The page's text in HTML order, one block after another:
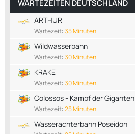
WARTEZEITEN DEUTSCHLAND
ARTHUR
Wartezeit:35 Minuten
Wildwasserbahn
Wartezeit:30 Minuten
KRAKE
Wartezeit:30 Minuten
Colossos - Kampf der Giganten
Wartezeit:25 Minuten
Wasserachterbahn Poseidon